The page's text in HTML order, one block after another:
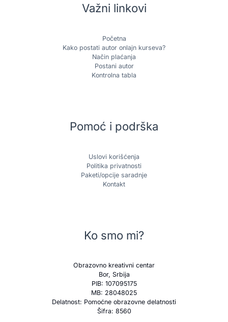
Važni linkovi
Početna
Kako postati autor onlajn kurseva?
Način plaćanja
Postani autor
Kontrolna tabla
Pomoć i podrška
Uslovi korišćenja
Politika privatnosti
Paketi/opcije saradnje
Kontakt
Ko smo mi?
Obrazovno kreativni centar
Bor, Srbija
PIB: 107095175
MB: 28048025
Delatnost: Pomoćne obrazovne delatnosti
Šifra: 8560